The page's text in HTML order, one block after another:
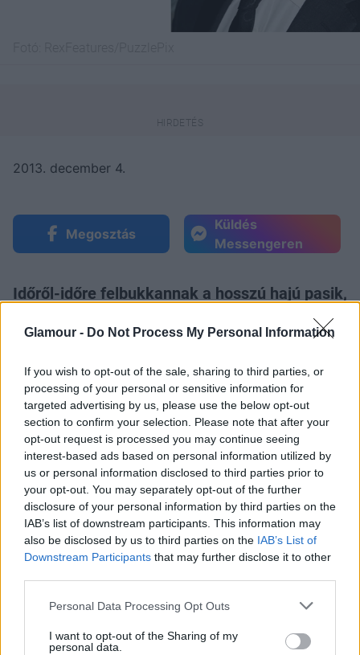
Glamour - Do Not Process My Personal Information
If you wish to opt-out of the sale, sharing to third parties, or
processing of your personal or sensitive information for
targeted advertising by us, please use the below opt-out
section to confirm your selection. Please note that after your
opt-out request is processed you may continue seeing
interest-based ads based on personal information utilized by
us or personal information disclosed to third parties prior to
your opt-out. You may separately opt-out of the further
disclosure of your personal information by third parties on the
IAB’s list of downstream participants. This information may
also be disclosed by us to third parties on the IAB’s List of
Downstream Participants that may further disclose it to other
Please note that this website/app uses one or more Google
not limited to your visit or usage behaviour. You may click to
Personal Data Processing Opt Outs
I want to opt-out of the Sharing of my
personal data.
2013. december 4.
Megosztás
Küldés
Messengeren
Időről-időre felbukkannak a hosszú hajú pasik,
férfiak.
Brad Pitt a 90-es évek közepén még hosszú hajjal
rabolta el a női szíveket, sokszor láttuk ekkor
kontyba kötött frizurával. A grunge korszak
tetőpontján persze a rövid hajú pasik szinte cikinek
számítottak. Nos, Brad időnként visszatér a hosszú
hajhoz és egyben a kontyhoz is, idén például így
láthattuk mindenhol. A divatban a grunge visszatért,
még Colin Farrellt is láttuk alányírt,
jobb lenne, ha gyorsan el is tűnne?